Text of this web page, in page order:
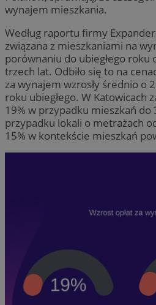
wynajem mieszkania.
Według raportu firmy
związana z mieszkaniami na
porównaniu do ubiegłego roku
trzech lat. Odbiło się to na
za wynajem wzrosły średnio o
roku ubiegłego. W Katowicach
19% w przypadku mieszkań do
przypadku lokali o metrażach
15% w kontekście mieszkań